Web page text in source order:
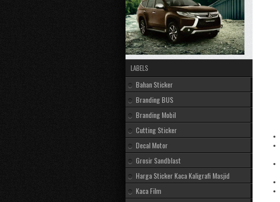
LABELS
Bahan Sticker
Branding BUS
Branding Mobil
Cutting Sticker
Decal Motor
Grosir Sandblast
Harga Sticker Kaca Kaligrafi Masjid
Kaca Film